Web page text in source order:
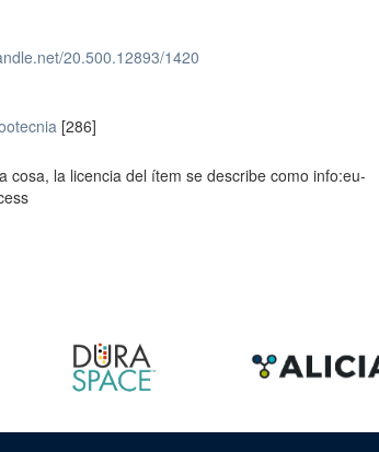
20.500.12893/1420
[286]
cosa, la licencia del ítem se describe como info:eu-